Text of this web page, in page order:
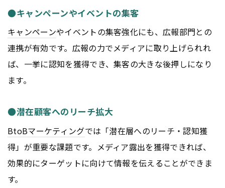
●キャンペーンやイベントの集客
キャンペーンやイベントの集客強化にも、広報部門との
連携が有効です。広報の力でメディアに取り上げられれ
ば、一挙に認知を獲得でき、集客の大きな後押しになり
ます。
●潜在顧客へのリーチ拡大
BtoBマーケティングでは「潜在層へのリーチ・認知獲
得」が重要な課題です。メディア露出を獲得できれば、
効果的にターゲットに向けて情報を伝えることができま
す。